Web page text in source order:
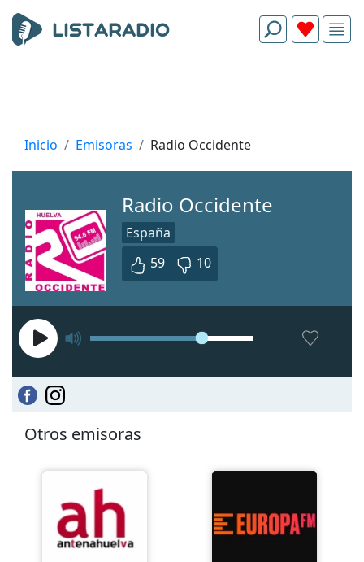
Inicio Emisoras Radio Occidente
Radio Occidente
España
59
10
Otros emisoras